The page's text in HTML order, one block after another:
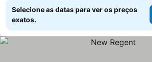
Selecione as datas para ver os preços
exatos.